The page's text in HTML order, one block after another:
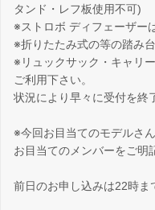
タンド・レフ板使用不可)
※ストロボ ディフェーザー
※折りたたみ式の等の踏み
※リュックサック・キャリ
ご利用下さい。
状況により早々に受付を終
※今回お目当てのモデルさ
お目当てのメンバーをご明
前日のお申し込みは22時ま